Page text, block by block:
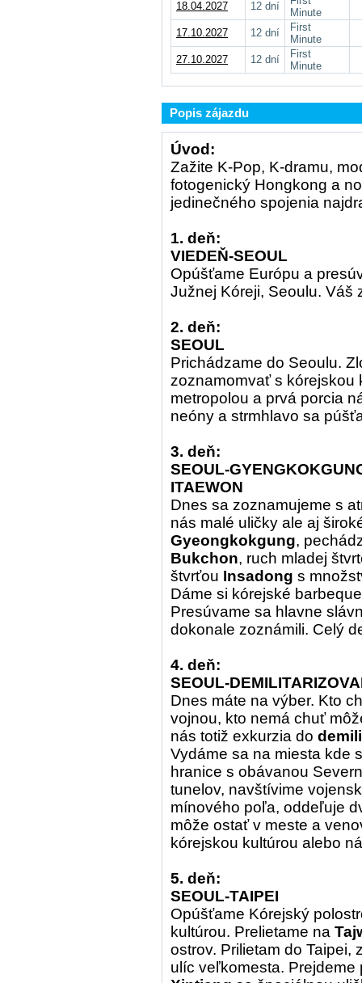
18.04.2027
12 dní
Minute
17.10.2027
12 dní
First
Minute
27.10.2027
12 dní
First
Minute
Popis zájazdu
Úvod:
Zažite K-Pop, K-dramu,
fotogenický Hongkong a
jedinečného spojenia
1. deň:
VIEDEŇ-SEOUL
Opúšťame Európu a
Južnej Kóreji, Seoulu. Váš
2. deň:
SEOUL
Prichádzame do Seoulu.
zoznamomvať s kórejskou
metropolou a prvá porcia
neóny a strmhlavo sa
3. deň:
SEOUL-
ITAEWON
Dnes sa zoznamujeme s
nás malé uličky ale aj
Gyeongkokgung,
Bukchon, ruch mladej
štvrťou Insadong s
Dáme si kórejské
Presúvame sa hlavne
dokonale zoznámili. Celý
4. deň:
SEOUL-
Dnes máte na výber. Kto
vojnou, kto nemá chuť
nás totiž exkurzia do
Vydáme sa na miesta kde
hranice s obávanou
tunelov, navštívime
mínového poľa, oddeľuje
môže ostať v meste a
kórejskou kultúrou alebo
5. deň:
SEOUL-TAIPEI
Opúšťame Kórejský
kultúrou. Prelietame na
ostrov. Prilietam do
ulíc veľkomesta. Prejdeme